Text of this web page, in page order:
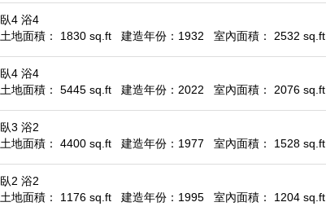
臥4 浴4
土地面積： 1830 sq.ft
建造年份：1932 室內面積： 2532 sq.ft
臥4 浴4
土地面積： 5445 sq.ft
建造年份：2022 室內面積： 2076 sq.ft
臥3 浴2
土地面積： 4400 sq.ft
建造年份：1977 室內面積： 1528 sq.ft
臥2 浴2
土地面積： 1176 sq.ft
建造年份：1995 室內面積： 1204 sq.ft